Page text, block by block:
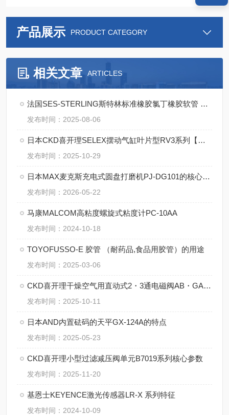
产品展示 PRODUCT CATEGORY
相关文章 ARTICLES
法国SES-STERLING斯特林标准橡胶氯丁橡胶软管 A0-M的优点
发布时间：2025-08-06
日本CKD喜开理SELEX摆动气缸叶片型RV3系列【湖南中村】
发布时间：2025-10-29
日本MAX麦克斯充电式圆盘打磨机PJ-DG101的核心技术
发布时间：2026-05-22
马康MALCOM高粘度螺旋式粘度计PC-10AA
发布时间：2024-10-18
TOYOFUSSO-E 胶管 （耐药品,食品用胶管）的用途
发布时间：2025-03-06
CKD喜开理干燥空气用直动式2・3通电磁阀AB・GAB・AG・GAG-Z系列详解
发布时间：2025-10-11
日本AND内置砝码的天平GX-124A的特点
发布时间：2025-05-23
CKD喜开理小型过滤减压阀单元B7019系列核心参数
发布时间：2025-11-20
基恩士KEYENCE激光传感器LR-X 系列特征
发布时间：2024-10-09